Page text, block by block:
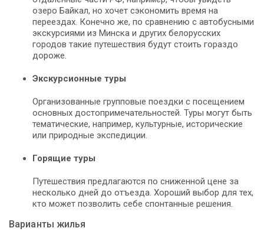
озеро Байкал, но хочет сэкономить время на
переездах. Конечно же, по сравнению с автобусными
экскурсиями из Минска и других белорусских
городов такие путешествия будут стоить гораздо
дороже.
Экскурсионные туры
Организованные групповые поездки с посещением
основных достопримечательностей. Туры могут быть
тематические, например, культурные, исторические
или природные экспедиции.
Горящие туры
Путешествия предлагаются по сниженной цене за
несколько дней до отъезда. Хороший выбор для тех,
кто может позволить себе спонтанные решения.
Варианты жилья